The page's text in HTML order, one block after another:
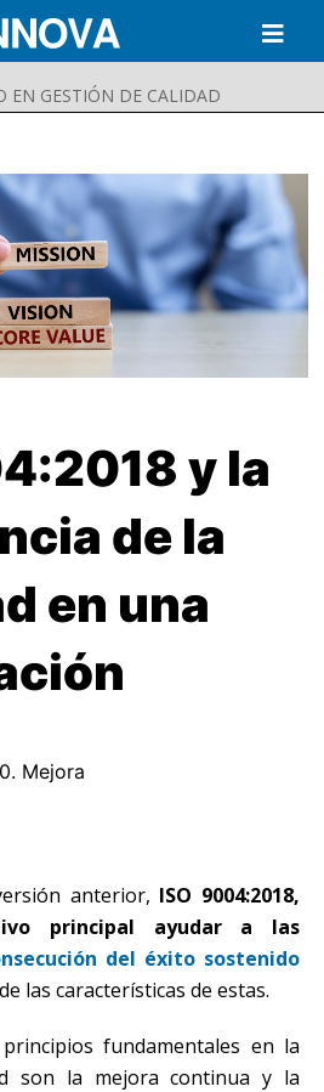
EN GESTIÓN DE CALIDAD
Enviar
y la
de la
en una
Mejora
anterior, ISO 9004:2018,
principal ayudar a las
del éxito sostenido
las características de estas.
fundamentales en la
son la mejora continua y la